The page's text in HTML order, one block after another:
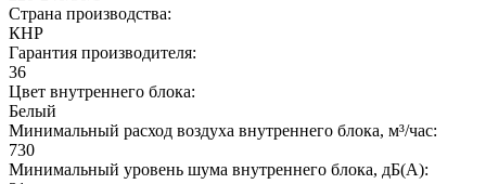
Страна производства:
КНР
Гарантия производителя:
36
Цвет внутреннего блока:
Белый
Минимальный расход воздуха внутреннего блока, м³/час:
730
Минимальный уровень шума внутреннего блока, дБ(А):